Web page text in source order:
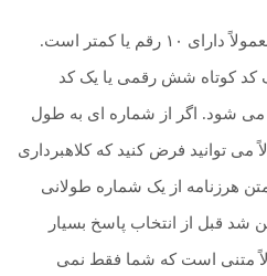
اگر پیام نوشتاری قانونی باشد معمولاً دارای ۱۰ رقم یا کمتر است.
یک کد کوتاه شش رقمی یا یک کد
ارسال می شود. اگر از شماره ای به طول
می توانید فرض کنید که کلاهبرداری
هرزنامه از یک شماره طولانی
شد قبل از انتخاب پاسخ بسیار
متنی است که شما فقط نمی